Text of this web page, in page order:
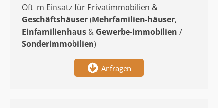
Oft im Einsatz für Privatimmobilien &
Geschäftshäuser(Mehrfamilien-häuser,
Einfamilienhaus & Gewerbe-immobilien /
Sonderimmobilien)
Anfragen